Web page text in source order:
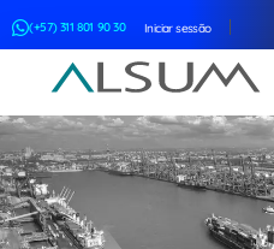
(+57) 311 801 90 30 Iniciar sessão
ALSUM